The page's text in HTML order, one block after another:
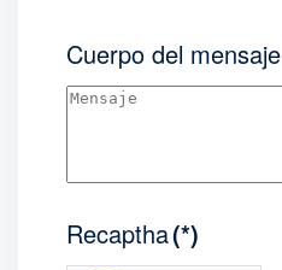
Cuerpo del mensaje
Recaptha(*)